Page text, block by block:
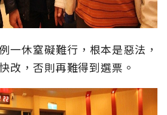
一休窒礙難行，根本是惡法，
改，否則再難得到選票。